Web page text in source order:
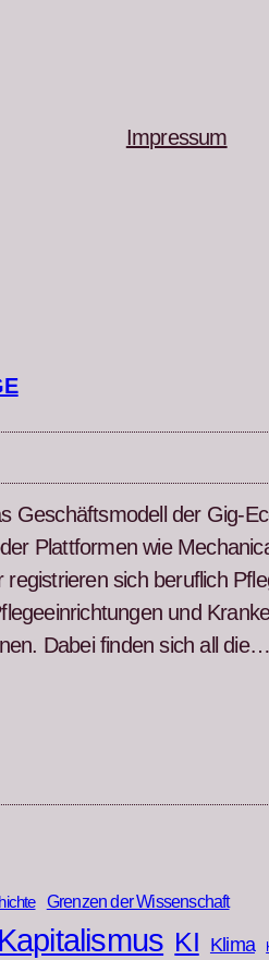
Impressum
Geschäftsmod­ell der Gig-
Plat­tfor­men wie
sich beru­flich
und
Dabei find­en sich all die…
Grenzen der Wissenschaft
Kapitalismus KI Klima